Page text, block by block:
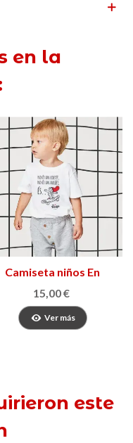
en la
Camiseta niños En
Patufet
15,00 €
Ver más
este